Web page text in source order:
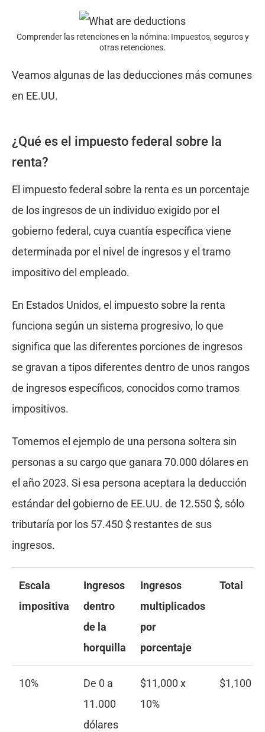
Comprender las retenciones en la nómina: Impuestos, seguros y
otras retenciones.
Veamos algunas de las deducciones más comunes
en EE.UU.
¿Qué es el impuesto federal sobre la
renta?
El impuesto federal sobre la renta es un porcentaje
de los ingresos de un individuo exigido por el
gobierno federal, cuya cuantía específica viene
determinada por el nivel de ingresos y el tramo
impositivo del empleado.
En Estados Unidos, el impuesto sobre la renta
funciona según un sistema progresivo, lo que
significa que las diferentes porciones de ingresos
se gravan a tipos diferentes dentro de unos rangos
de ingresos específicos, conocidos como tramos
impositivos.
Tomemos el ejemplo de una persona soltera sin
personas a su cargo que ganara 70.000 dólares en
el año 2023. Si esa persona aceptara la deducción
estándar del gobierno de EE.UU. de 12.550 $, sólo
tributaría por los 57.450 $ restantes de sus
ingresos.
Escala
impositiva
Ingresos
dentro
de la
horquilla
Ingresos
multiplicados
por
porcentaje
Total
10%
De 0 a
11.000
dólares
$11,000 x
10%
$1,100